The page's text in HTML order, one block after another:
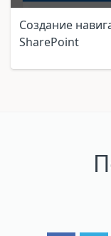
Создание
SharePoint